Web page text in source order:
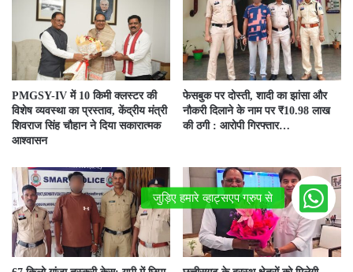
PMGSY-IV में 10 किमी क्लस्टर की
विशेष व्यवस्था का प्रस्ताव, केंद्रीय मंत्री
शिवराज सिंह चौहान ने दिया सकारात्मक
आश्वासन
फेसबुक पर दोस्ती, शादी का झांसा और
नौकरी दिलाने के नाम पर ₹10.98 लाख
की ठगी : आरोपी गिरफ्तार…